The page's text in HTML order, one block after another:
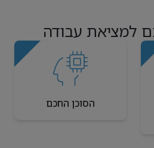
למציאת עבודה
הסוכן החכם